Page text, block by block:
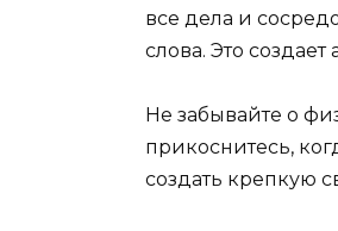
все дела и
слова. Это
Не забывайте о
прикоснитесь,
создать крепкую